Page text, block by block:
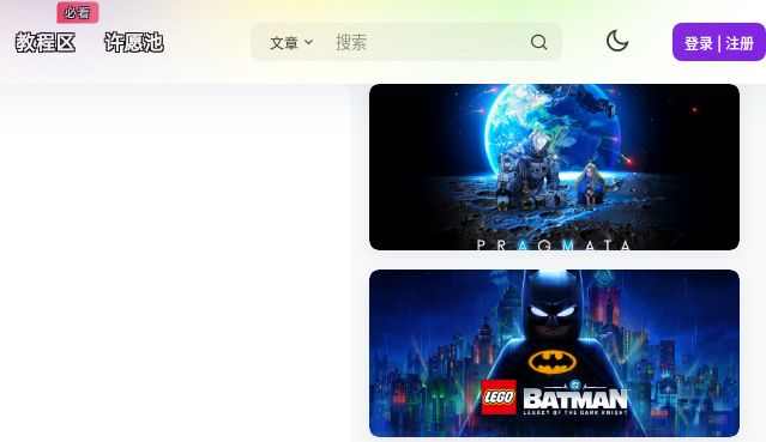
教程区
必看
许愿池 文章 登录 | 注册
《识质存在/PRAGMATA》免安装中文版